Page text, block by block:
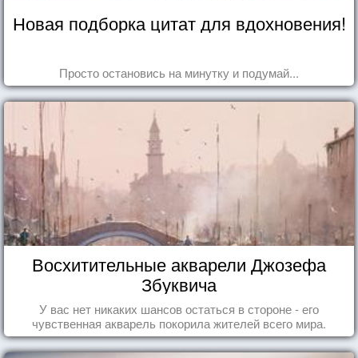
Новая подборка цитат для вдохновения!
Просто остановись на минутку и подумай...
Восхитительные акварели Джозефа
Збуквича
У вас нет никаких шансов остаться в стороне - его
чувственная акварель покорила жителей всего мира.